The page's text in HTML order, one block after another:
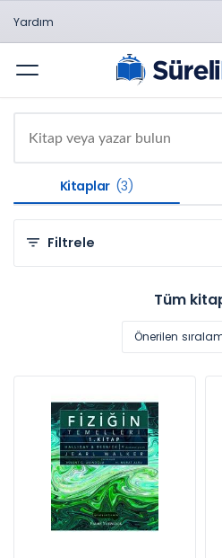
Yardım
Menü
Kitaplar (3)
Filtrele
Konulara Göre
Yayınevlerine Göre
Palme Yayınevi (3)
Yıllara Göre
Tüm
Önerilen